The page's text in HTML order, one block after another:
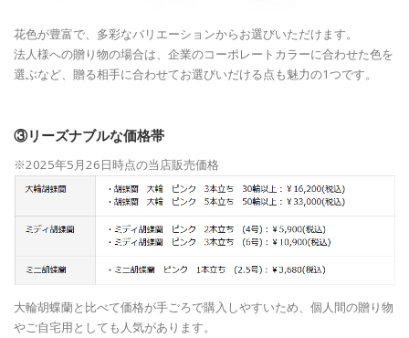
花色が豊富で、多彩なバリエーションからお選びいただけます。
法人様への贈り物の場合は、企業のコーポレートカラーに合わせた色を
選ぶなど、贈る相手に合わせてお選びいだける点も魅力の1つです。
③リーズナブルな価格帯
※2025年5月26日時点の当店販売価格
大輪胡蝶蘭と比べて価格が手ごろで購入しやすいため、個人間の贈り物
やご自宅用としても人気があります。